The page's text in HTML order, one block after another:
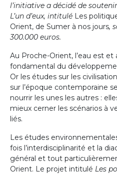
l’initiative a décidé de
L’un d’eux, intitulé Les
Orient, de Sumer à nos jours,
300.000 euros.
Au Proche-Orient, l’eau est
fondamental du
Or les études sur les
sur l’époque contemporaine
nourrir les unes les autres :
mieux cerner les scénarios à
liés.
Les études
fois l’interdisciplinarité et la
général et tout
Orient. Le projet intitulé Les